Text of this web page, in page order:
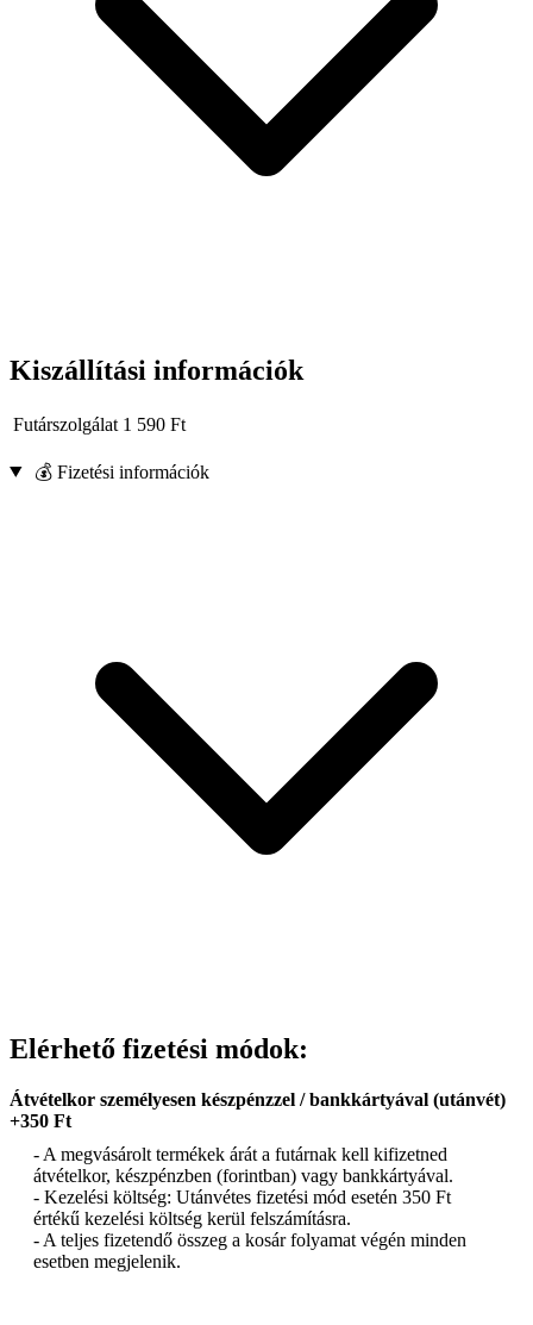
szerkezeti elemek ragasztása.
Építési és felújítási munkák – hasznos anyagok stabil
rögzítésében faszerkezetek és egyéb felületek összeszerelése
vagy javítása során.
Kiszállítási információk
Futárszolgálat 1 590 Ft
💰 Fizetési információk
Elérhető fizetési módok:
Átvételkor személyesen készpénzzel / bankkártyával (utánvét)
+350 Ft
- A megvásárolt termékek árát a futárnak kell kifizetned
átvételkor, készpénzben (forintban) vagy bankkártyával.
- Kezelési költség: Utánvétes fizetési mód esetén 350 Ft
értékű kezelési költség kerül felszámításra.
- A teljes fizetendő összeg a kosár folyamat végén minden
esetben megjelenik.